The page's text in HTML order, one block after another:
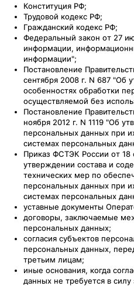
Конституция РФ;
Трудовой кодекс РФ;
Гражданский кодекс РФ;
Федеральный закон от 27
информации,
информации";
Постановление
сентября 2008 г. N 687 "Об
особенностях обработки
осуществляемой без
Постановление
ноября 2012 г. N 1119 "Об
персональных данных при
системах персональных
Приказ ФСТЭК России от 18
утверждении состава и
технических мер по
персональных данных при
системах персональных
уставные документы
договоры, заключаемые
персональных данных;
согласия субъектов
персональных данных,
третьим лицам;
иные основания, когда
данных не требуется в силу